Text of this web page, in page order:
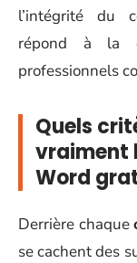
l’intégrité du
répond à la
professionnels
Quels
vraiment
Word
Derrière chaque
se cachent des